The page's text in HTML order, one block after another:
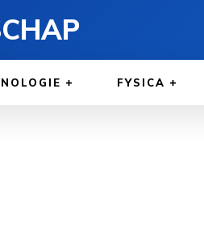
FYSICA